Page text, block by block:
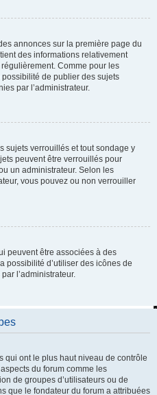
annonces sur la première page du
des informations relativement
Comme pour les
de publier des sujets
par l’administrateur.
sujets verrouillés et tout sondage y
peuvent être verrouillés pour
un administrateur. Selon les
vous pouvez ou non verrouiller
peuvent être associées à des
possibilité d’utiliser des icônes de
l’administrateur.
qui ont le plus haut niveau de contrôle
du forum comme les
de groupes d’utilisateurs ou de
que le fondateur du forum a attribuées